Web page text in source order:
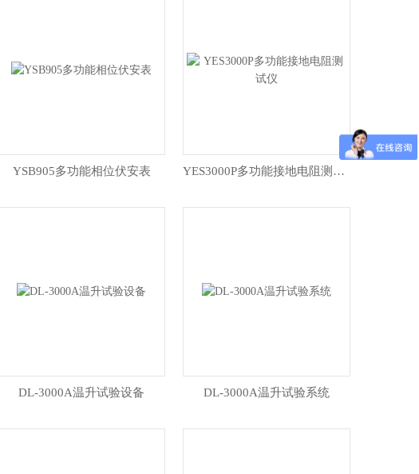
YSB905多功能相位伏安表 YES3000P多功能接地电阻测试仪
DL-3000A温升试验设备 DL-3000A温升试验系统